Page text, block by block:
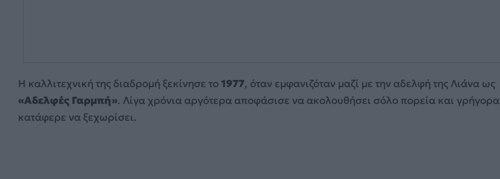
Η καλλιτεχνική της διαδρομή ξεκίνησε το1977, όταν εμφανιζόταν μαζί με την αδελφή της Λιάνα ως
«Αδελφές Γαρμπή». Λίγα χρόνια αργότερα αποφάσισε να ακολουθήσει σόλο πορεία και γρήγορα
κατάφερε να ξεχωρίσει.